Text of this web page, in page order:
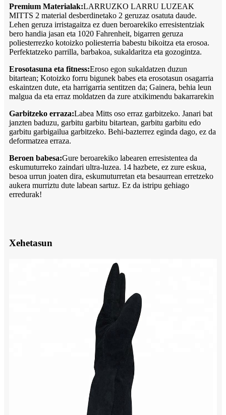
Premium Materialak:LARRUZKO LARRU LUZEAK
MITTS 2 material desberdinetako 2 geruzaz osatuta daude.
Lehen geruza irristagaitza ez duen beroarekiko erresistentziak
bero handia jasan eta 1020 Fahrenheit, bigarren geruza
poliesterrezko kotoizko poliesterria babestu bikoitza eta erosoa.
Perfektatzeko parrilla, barbakoa, sukaldaritza eta gozogintza.
Erosotasuna eta fitness:Eroso egon sukaldatzen duzun
bitartean; Kotoizko forru bigunek babes eta erosotasun osagarria
eskaintzen dute, eta harrigarria sentitzen da; Gainera, behia leun
malgua da eta erraz moldatzen da zure atxikimendu bakarrarekin
Garbitzeko erraza:Labea Mitts oso erraz garbitzeko. Janari bat
janzten baduzu, garbitu garbitu bitartean, garbitu garbitu edo
garbitu garbigailua garbitzeko. Behi-bazterrez eginda dago, ez da
deformatzea erraza.
Beroen babesa:Gure beroarekiko labearen erresistentea da
eskumuturreko zaindari ultra-luzea. 14 hazbete, ez zure eskua,
besoa urrun joaten dira, eskumuturretan eta besaurrean erretzeko
aukera murriztu dute labean sartuz. Ez da istripu gehiago
erredurak!
Xehetasun